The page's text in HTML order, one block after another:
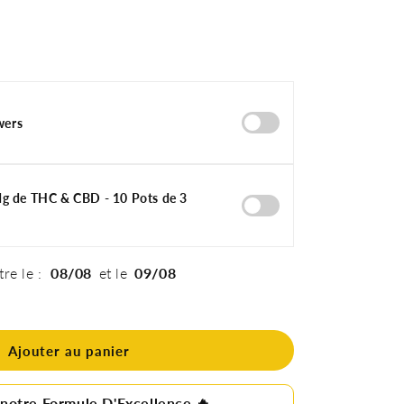
de THC & CBD - 10 Pots de 3
le : 08/08 et le 09/08
Ajouter au panier